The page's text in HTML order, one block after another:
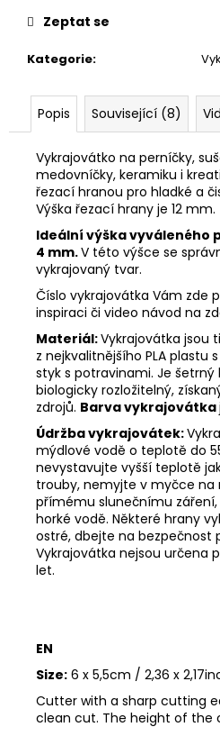
Kategorie:
Zeptat se
Popis Související (8)
Vykrajovátko na perníčky,
medovníčky, keramiku i
řezací hranou pro hladké a
Výška řezací hrany je 12 mm.
Ideální výška vyváleného
4 mm.V této výšce se
vykrajovaný tvar.
Číslo vykrajovátka Vám zde
inspiraci či video návod na
Materiál:Vykrajovátka jsou
z nejkvalitnějšího PLA plastu
styk s potravinami. Je
biologicky rozložitelný,
zdrojů. Barva vykrajovátka
Údržba vykrajovátek:
mýdlové vodě o teplotě do
nevystavujte vyšší teplotě
trouby, nemyjte v myčce na
přímému slunečnímu
horké vodě. Některé hrany
ostré, dbejte na bezpečnost
Vykrajovátka nejsou určena
let.
EN
Size: 6 x 5,5cm / 2,36 x
Cutter with a sharp cutting
clean cut. The height of the
m
e
PODZIMNÍ
KOLEKCE
#1584
39
Kč